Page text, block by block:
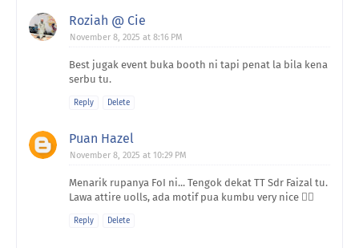
Roziah @ Cie
November 8, 2025 at 8:16 PM
Best jugak event buka booth ni tapi penat la bila kena
serbu tu.
Reply Delete
Puan Hazel
November 8, 2025 at 10:29 PM
Menarik rupanya FoI ni... Tengok dekat TT Sdr Faizal tu.
Lawa attire uolls, ada motif pua kumbu very nice 👍🏻
Reply Delete